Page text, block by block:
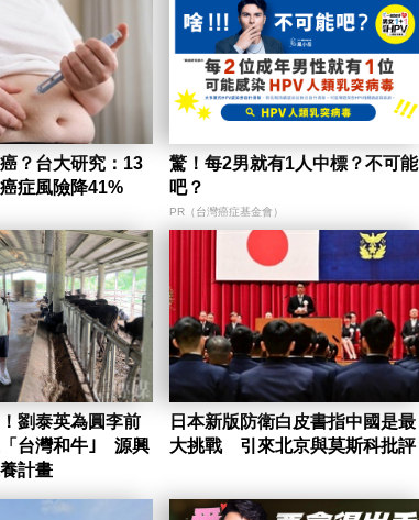
？台大研究：13
症風險降41%
驚！每2男就有1人中標？不可能
吧？
PR（台灣癌症基金會）
劉泰英為圓李前
台灣和牛｣ 源興
計畫
日本新版防衛白皮書指中國是最
大挑戰 引來北京與莫斯科批評